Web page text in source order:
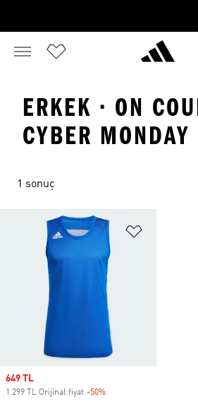
ERKEK · ON
CYBER MONDAY
1 sonuç
Sale price
649 TL
1.299 TL Orijinal fiyat -50%